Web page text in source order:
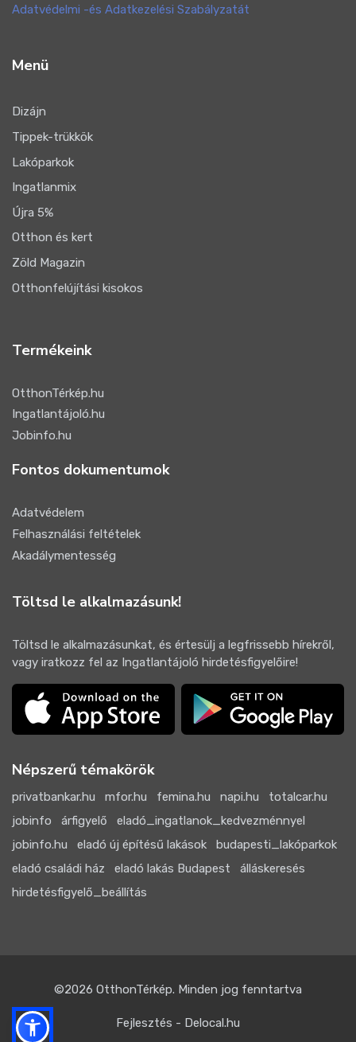
Adatvédelmi -és Adatkezelési Szabályzatát
Menü
Dizájn
Tippek-trükkök
Lakóparkok
Ingatlanmix
Újra 5%
Otthon és kert
Zöld Magazin
Otthonfelújítási kisokos
Termékeink
OtthonTérkép.hu
Ingatlantájoló.hu
Jobinfo.hu
Fontos dokumentumok
Adatvédelem
Felhasználási feltételek
Akadálymentesség
Töltsd le alkalmazásunk!
Töltsd le alkalmazásunkat, és értesülj a legfrissebb hírekről,
vagy iratkozz fel az Ingatlantájoló hirdetésfigyelőire!
Népszerű témakörök
privatbankar.hu mfor.hu femina.hu napi.hu
totalcar.hu
jobinfo
árfigyelő
eladó_ingatlanok_kedvezménnyel
jobinfo.hu
eladó új építésű lakások
budapesti_lakóparkok
eladó családi ház
eladó lakás Budapest
álláskeresés
hirdetésfigyelő_beállítás
©2026 OtthonTérkép. Minden jog fenntartva
Fejlesztés - Delocal.hu